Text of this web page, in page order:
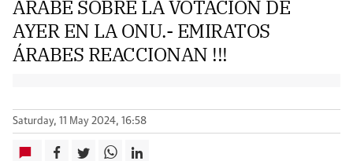
ÁRABE SOBRE LA VOTACIÓN DE
AYER EN LA ONU.- EMIRATOS
ÁRABES REACCIONAN !!!
Saturday, 11 May 2024, 16:58